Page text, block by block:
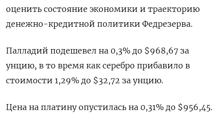
оценить состояние экономики и траекторию
денежно-кредитной политики Федрезерва.
Палладий подешевел на 0,3% до $968,67​​ за
унцию, в то время как серебро прибавило в
стоимости 1,29% до $32,72​ за унцию.
Цена на платину опустилась на 0,31% до $956,45.